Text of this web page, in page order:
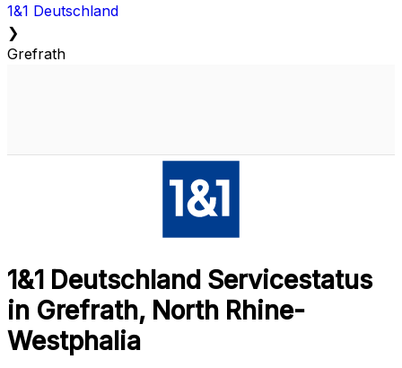
1&1 Deutschland
❯
Grefrath
1&1 Deutschland Servicestatus
in Grefrath, North Rhine-
Westphalia